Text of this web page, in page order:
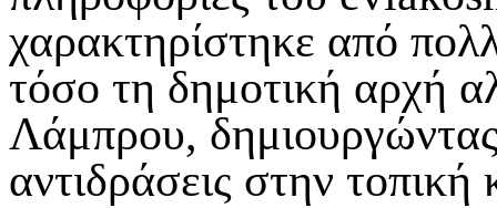
χαρακτηρίστηκε από
τόσο τη δημοτική αρχή
Λάμπρου,
αντιδράσεις στην τοπική